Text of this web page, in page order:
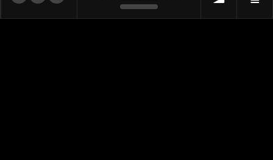
9. "Ett landslag att älska"